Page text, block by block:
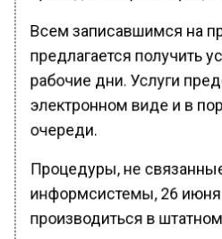
Всем записавшимся на
предлагается получить
рабочие дни. Услуги
электронном виде и в
очереди.
Процедуры, не
информсистемы, 26 июня
производиться в